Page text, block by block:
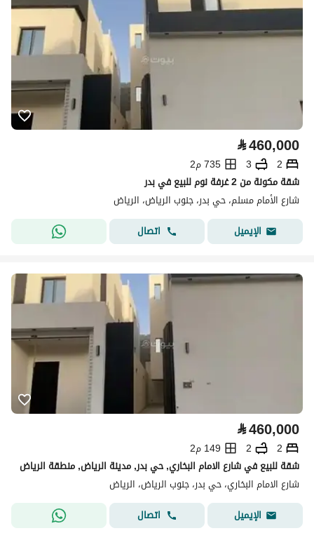
⃁460,000
2
3
735 م2
شقة مكونة من 2 غرفة نوم للبيع في بدر
شارع الأمام مسلم، حي بدر، جنوب الرياض، الرياض
الإيميل
اتصال
⃁460,000
2
2
149 م2
شقة للبيع في شارع الامام البخاري, حي بدر, مدينة الرياض, منطقة الرياض
شارع الامام البخاري، حي بدر، جنوب الرياض، الرياض
الإيميل
اتصال